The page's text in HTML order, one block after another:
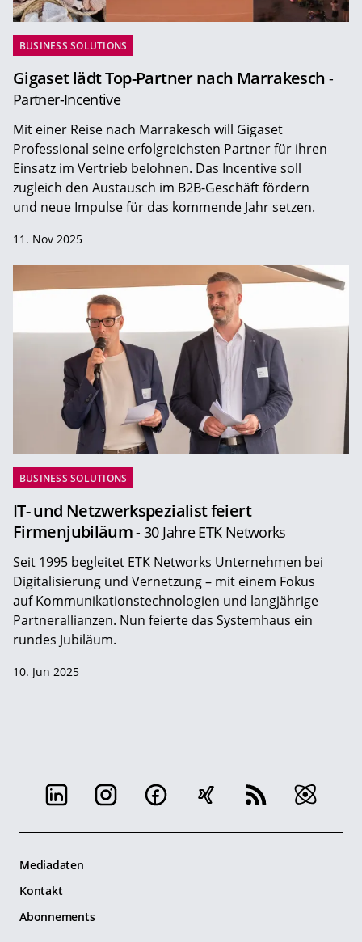
BUSINESS SOLUTIONS
Gigaset lädt Top-Partner nach Marrakesch -
Partner-Incentive
Mit einer Reise nach Marrakesch will Gigaset
Professional seine erfolgreichsten Partner für ihren
Einsatz im Vertrieb belohnen. Das Incentive soll
zugleich den Austausch im B2B-Geschäft fördern
und neue Impulse für das kommende Jahr setzen.
11. Nov 2025
BUSINESS SOLUTIONS
IT- und Netzwerkspezialist feiert
Firmenjubiläum- 30 Jahre ETK Networks
Seit 1995 begleitet ETK Networks Unternehmen bei
Digitalisierung und Vernetzung – mit einem Fokus
auf Kommunikationstechnologien und langjährige
Partnerallianzen. Nun feierte das Systemhaus ein
rundes Jubiläum.
10. Jun 2025
Mediadaten
Kontakt
Abonnements